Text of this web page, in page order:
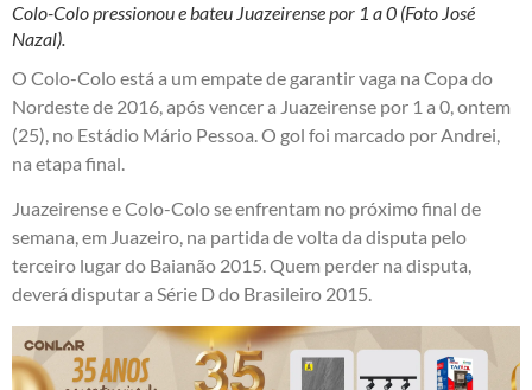
Colo-Colo pressionou e bateu Juazeirense por 1 a 0 (Foto José
Nazal).
O Colo-Colo está a um empate de garantir vaga na Copa do
Nordeste de 2016, após vencer a Juazeirense por 1 a 0, ontem
(25), no Estádio Mário Pessoa. O gol foi marcado por Andrei,
na etapa final.
Juazeirense e Colo-Colo se enfrentam no próximo final de
semana, em Juazeiro, na partida de volta da disputa pelo
terceiro lugar do Baianão 2015. Quem perder na disputa,
deverá disputar a Série D do Brasileiro 2015.